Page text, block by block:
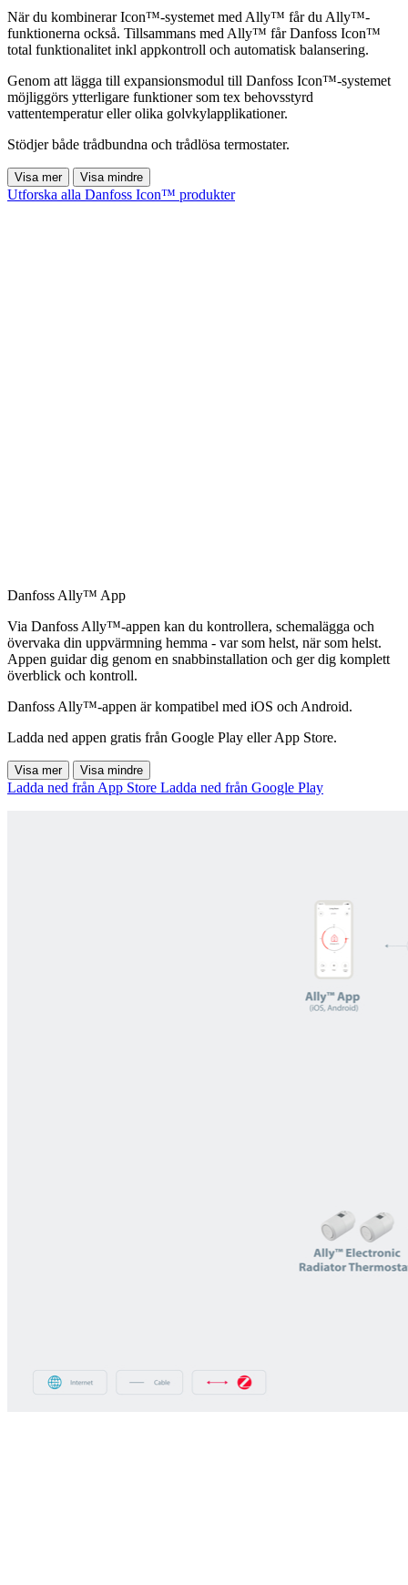
När du kombinerar Icon™-systemet med Ally™ får du Ally™-
funktionerna också. Tillsammans med Ally™ får Danfoss Icon™
total funktionalitet inkl appkontroll och automatisk balansering.
Genom att lägga till expansionsmodul till Danfoss Icon™-systemet
möjliggörs ytterligare funktioner som tex behovsstyrd
vattentemperatur eller olika golvkylapplikationer.
Stödjer både trådbundna och trådlösa termostater.
Visa mer Visa mindre
Utforska alla Danfoss Icon™ produkter
Danfoss Ally™ App
Via Danfoss Ally™-appen kan du kontrollera, schemalägga och
övervaka din uppvärmning hemma - var som helst, när som helst.
Appen guidar dig genom en snabbinstallation och ger dig komplett
överblick och kontroll.
Danfoss Ally™-appen är kompatibel med iOS och Android.
Ladda ned appen gratis från Google Play eller App Store.
Visa mer Visa mindre
Ladda ned från App Store Ladda ned från Google Play